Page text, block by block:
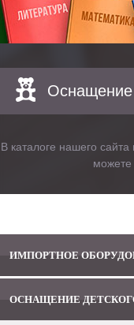
Оснащение
В каталоге нашего
можете
ИМПОРТНОЕ
ОСНАЩЕНИЕ